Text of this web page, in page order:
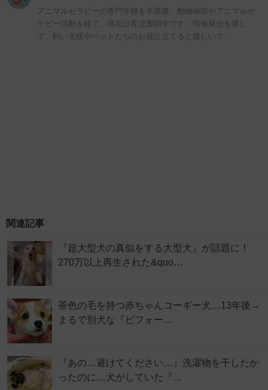
アニマルセラピーの専門学校を卒業後、動物病院やアニマルセ
ラピー活動を経て、現在は育児奮闘中です。情報発信を通し
て、飼い主様やペットたちのお役に立てると嬉しいで…
関連記事
『超大型犬の真似をする大型犬』が話題に！
270万以上再生された&quo…
茶色の毛を持つ赤ちゃんコーギー犬…13年後→
まるで別犬な『ビフォー…
『あの…避けてください…』洗濯物を干したか
ったのに…犬がしていた『…